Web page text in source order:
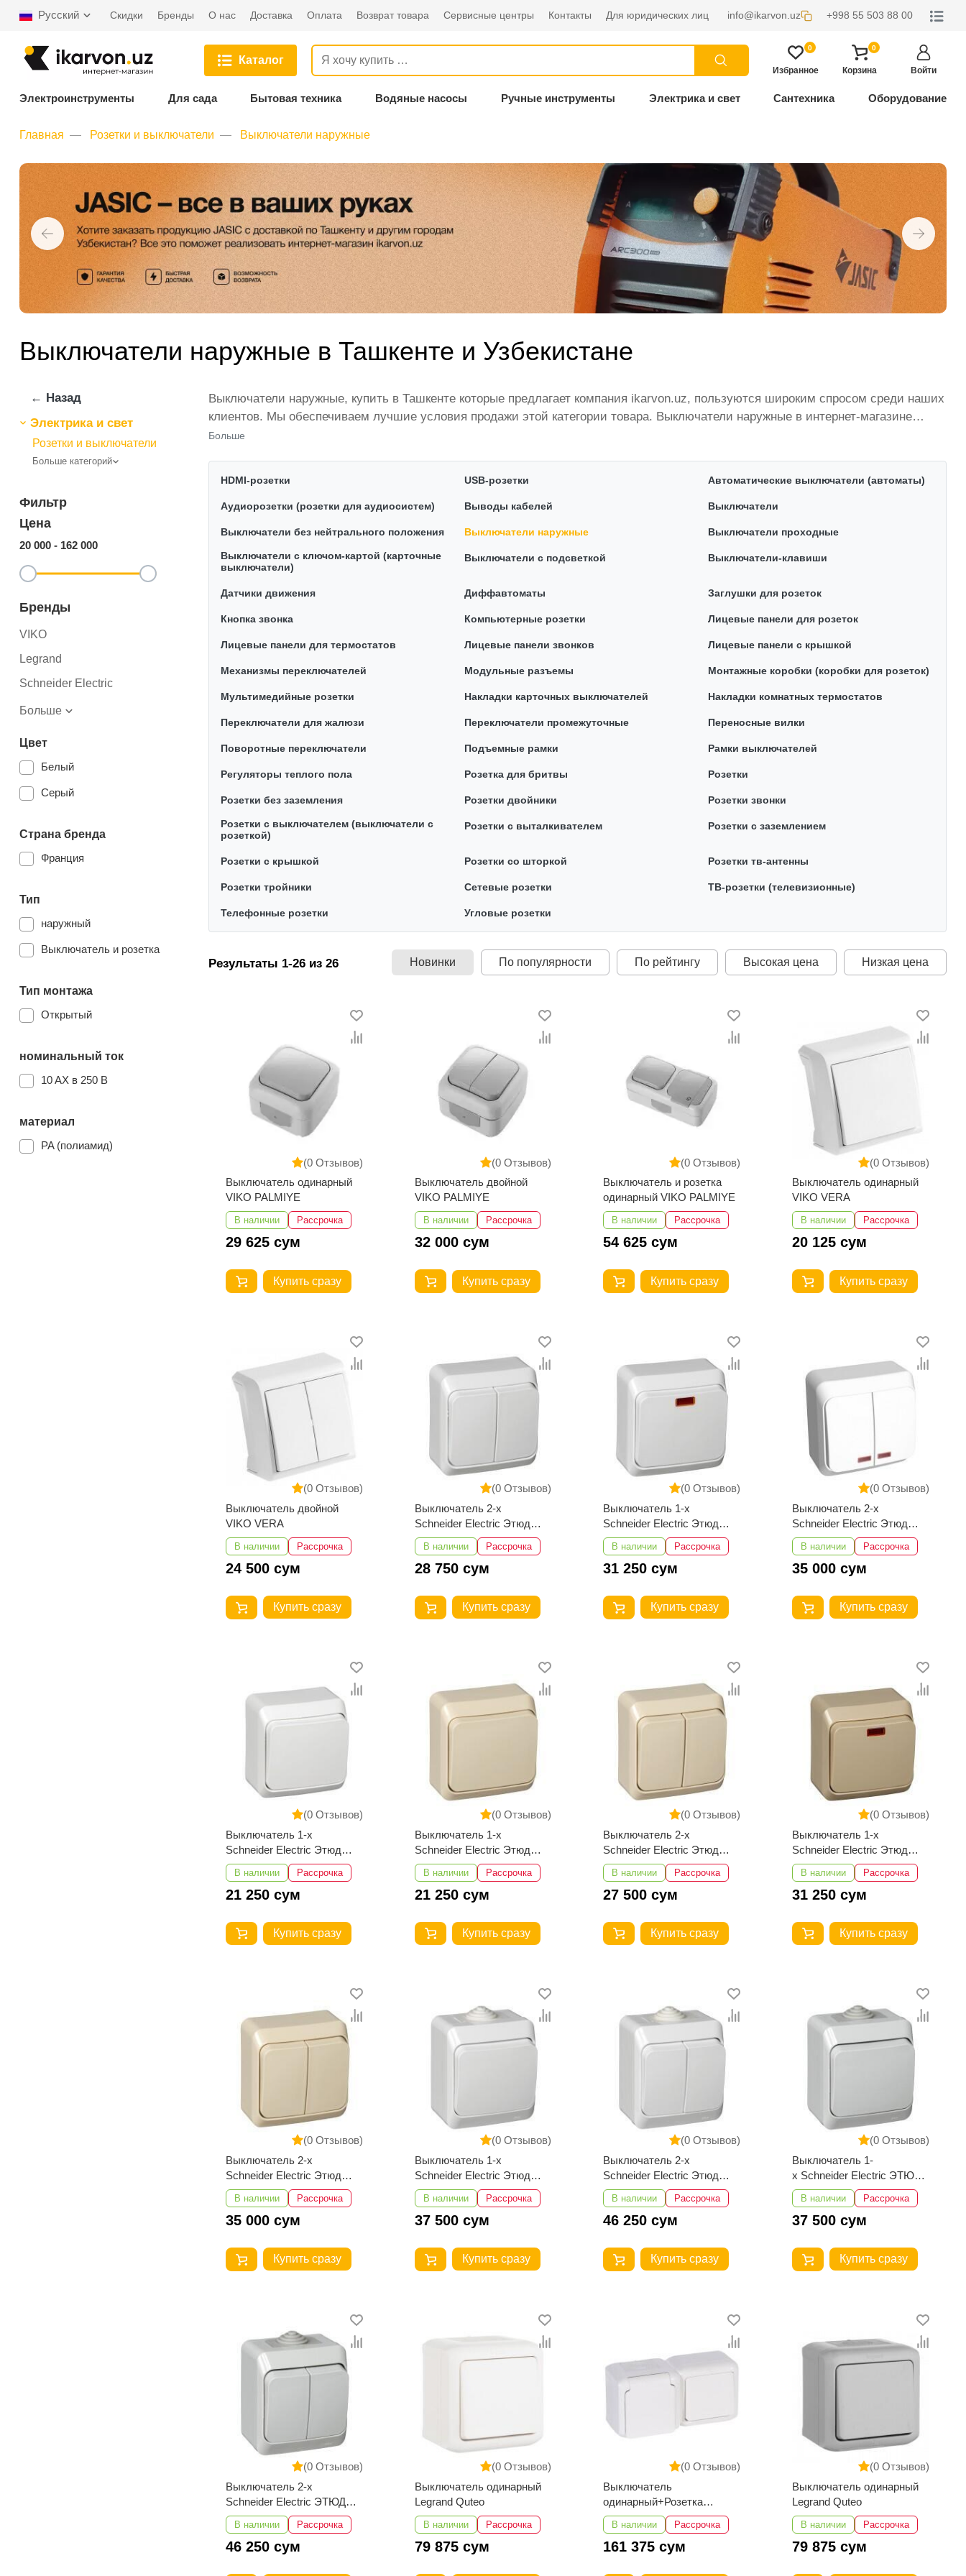
Русский Скидки Бренды О нас Доставка Оплата Возврат товара Сервисные центры Контакты Для юридических лиц info@ikarvon.uz +998 55 503 88 00
Каталог
0
Избранное
0
Корзина Войти
Электроинструменты Для сада Бытовая техника Водяные насосы Ручные инструменты Электрика и свет Сантехника Оборудование
Главная Розетки и выключатели Выключатели наружные
Выключатели наружные в Ташкенте и Узбекистане
← Назад
Электрика и свет
Розетки и выключатели
Больше категорий
Фильтр
Цена
20 000 - 162 000
Бренды
VIKO
Legrand
Schneider Electric
Больше
Цвет
Белый
Серый
Страна бренда
Франция
Тип
наружный
Выключатель и розетка
Тип монтажа
Открытый
номинальный ток
10 AX в 250 В
материал
PA (полиамид)
Выключатели наружные, купить в Ташкенте которые предлагает компания ikarvon.uz, пользуются широким спросом среди наших
клиентов. Мы обеспечиваем лучшие условия продажи этой категории товара. Выключатели наружные в интернет-магазине
представлены ведущими производителями и брендами, список которых постоянно расширяется. Мы доставляем товар в любом
категории Выключатели наружные.
Больше
HDMI-розетки USB-розетки Автоматические выключатели (автоматы)
Аудиорозетки (розетки для аудиосистем) Выводы кабелей Выключатели
Выключатели без нейтрального положения Выключатели наружные Выключатели проходные
Выключатели с ключом-картой (карточные
выключатели)
Выключатели с подсветкой Выключатели-клавиши
Датчики движения Диффавтоматы Заглушки для розеток
Кнопка звонка Компьютерные розетки Лицевые панели для розеток
Лицевые панели для термостатов Лицевые панели звонков Лицевые панели с крышкой
Механизмы переключателей Модульные разъемы Монтажные коробки (коробки для розеток)
Мультимедийные розетки Накладки карточных выключателей Накладки комнатных термостатов
Переключатели для жалюзи Переключатели промежуточные Переносные вилки
Поворотные переключатели Подъемные рамки Рамки выключателей
Регуляторы теплого пола Розетка для бритвы Розетки
Розетки без заземления Розетки двойники Розетки звонки
Розетки с выключателем (выключатели с
розеткой)
Розетки с выталкивателем Розетки с заземлением
Розетки с крышкой Розетки со шторкой Розетки тв-антенны
Розетки тройники Сетевые розетки ТВ-розетки (телевизионные)
Телефонные розетки Угловые розетки
Результаты 1-26 из 26 Новинки По популярности По рейтингу Высокая цена Низкая цена
(0 Отзывов)
Выключатель одинарный
VIKO PALMIYE
В наличии Рассрочка
29 625 сум
Купить сразу
(0 Отзывов)
Выключатель двойной
VIKO PALMIYE
В наличии Рассрочка
32 000 сум
Купить сразу
(0 Отзывов)
Выключатель и розетка
одинарный VIKO PALMIYE
В наличии Рассрочка
54 625 сум
Купить сразу
(0 Отзывов)
Выключатель одинарный
VIKO VERA
В наличии Рассрочка
20 125 сум
Купить сразу
(0 Отзывов)
Выключатель двойной
VIKO VERA
В наличии Рассрочка
24 500 сум
Купить сразу
(0 Отзывов)
Выключатель 2-х
Schneider Electric Этюд
наружный 10АХ 250В
В наличии Рассрочка
28 750 сум
Купить сразу
(0 Отзывов)
Выключатель 1-х
Schneider Electric Этюд
наружный с подсветкой
10АХ 250В
В наличии Рассрочка
31 250 сум
Купить сразу
(0 Отзывов)
Выключатель 2-х
Schneider Electric Этюд
наружный с подсветкой
10АХ 250В
В наличии Рассрочка
35 000 сум
Купить сразу
(0 Отзывов)
Выключатель 1-х
Schneider Electric Этюд
наружный 10АХ 250В
В наличии Рассрочка
21 250 сум
Купить сразу
(0 Отзывов)
Выключатель 1-х
Schneider Electric Этюд
наружный 10АХ 250В
бежевый
В наличии Рассрочка
21 250 сум
Купить сразу
(0 Отзывов)
Выключатель 2-х
Schneider Electric Этюд
наружный 10АХ 250В
бежевый
В наличии Рассрочка
27 500 сум
Купить сразу
(0 Отзывов)
Выключатель 1-х
Schneider Electric Этюд
наружный с подсветкой
10АХ 250В бежевый
В наличии Рассрочка
31 250 сум
Купить сразу
(0 Отзывов)
Выключатель 2-х
Schneider Electric Этюд
наружный с подсветкой
10АХ 250В бежевый
В наличии Рассрочка
35 000 сум
Купить сразу
(0 Отзывов)
Выключатель 1-х
Schneider Electric Этюд
наружный 10АХ 250В IP44
В наличии Рассрочка
37 500 сум
Купить сразу
(0 Отзывов)
Выключатель 2-х
Schneider Electric Этюд
наружный 10АХ 250В IP44
В наличии Рассрочка
46 250 сум
Купить сразу
(0 Отзывов)
Выключатель 1-
х Schneider Electric ЭТЮД
наружный 10А 250В IP44
серый
В наличии Рассрочка
37 500 сум
Купить сразу
(0 Отзывов)
Выключатель 2-х
Schneider Electric ЭТЮД
наружный 10А 250В IP44
серый
В наличии Рассрочка
46 250 сум
(0 Отзывов)
Выключатель одинарный
Legrand Quteo
В наличии Рассрочка
79 875 сум
(0 Отзывов)
Выключатель
одинарный+Розетка
одинарная со/ш Legrand
Quteo
В наличии Рассрочка
161 375 сум
(0 Отзывов)
Выключатель одинарный
Legrand Quteo
В наличии Рассрочка
79 875 сум